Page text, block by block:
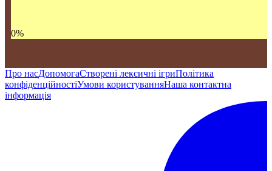
0%
Про насДопомогаСтворені лексичні ігриПолітика
конфіденційностіУмови користуванняНаша контактна
інформація